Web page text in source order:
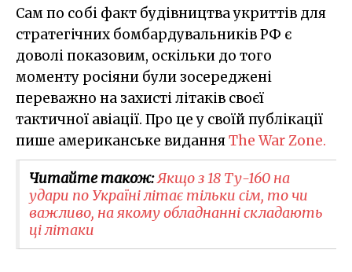
Сам по собі факт будівництва укриттів для
стратегічних бомбардувальників РФ є
доволі показовим, оскільки до того
моменту росіяни були зосереджені
переважно на захисті літаків своєї
тактичної авіації. Про це у своїй публікації
пише американське виданняThe War Zone.
Читайте також:Якщо з 18 Ту-160 на
удари по Україні літає тільки сім, то чи
важливо, на якому обладнанні складають
ці літаки